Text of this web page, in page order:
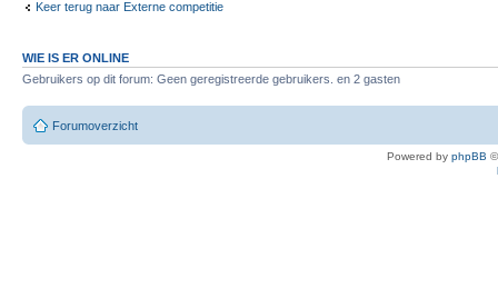
Keer terug naar Externe competitie
WIE IS ER ONLINE
Gebruikers op dit forum: Geen geregistreerde gebruikers. en 2 gasten
Forumoverzicht
Powered by phpBB